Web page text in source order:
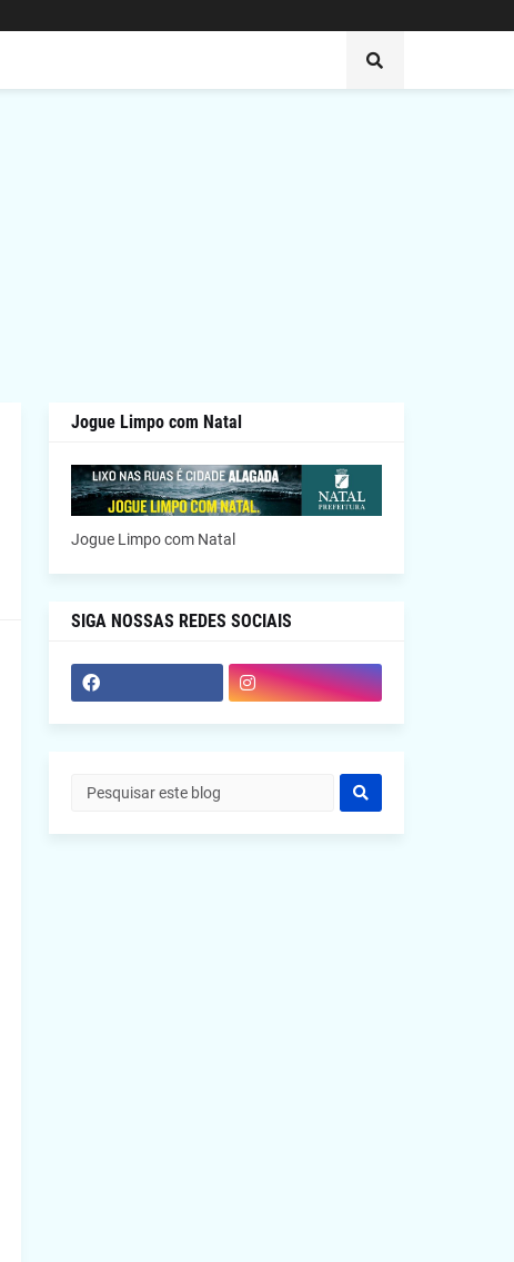
Jogue Limpo com Natal
Jogue Limpo com Natal
SIGA NOSSAS REDES SOCIAIS